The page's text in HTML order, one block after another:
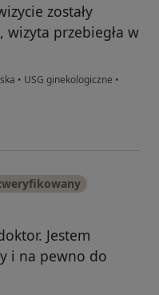
zostały
przebiegła w
• USG ginekologiczne •
Jestem
i na pewno do